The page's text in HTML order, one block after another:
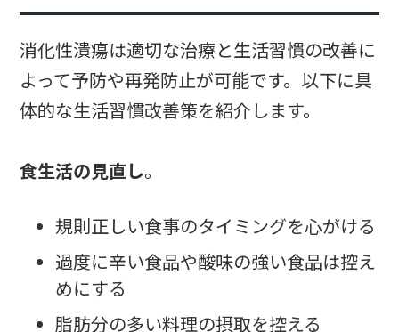
消化性潰瘍は適切な治療と生活習慣の改善に
よって予防や再発防止が可能です。以下に具
体的な生活習慣改善策を紹介します。
食生活の見直し。
規則正しい食事のタイミングを心がける
過度に辛い食品や酸味の強い食品は控え
めにする
脂肪分の多い料理の摂取を控える